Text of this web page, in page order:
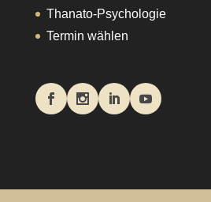
Thanato-Psychologie
Termin wählen